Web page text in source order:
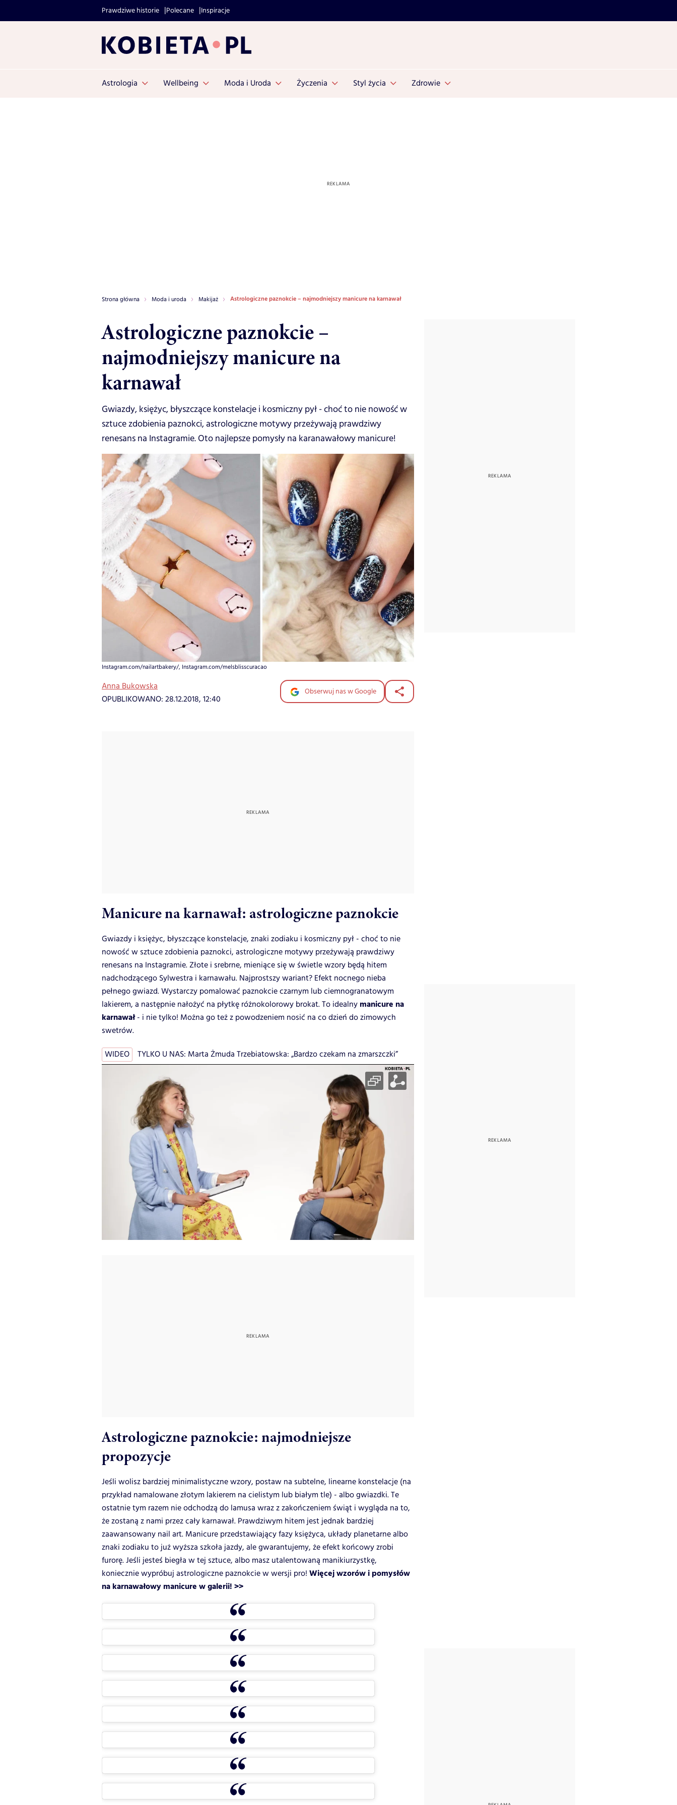
Prawdziwe historie Polecane Inspiracje
Astrologia Wellbeing Moda i Uroda Życzenia Styl życia Zdrowie
Strona główna Moda i uroda Makijaż Astrologiczne paznokcie – najmodniejszy manicure na karnawał
Astrologiczne paznokcie –
najmodniejszy manicure na
karnawał
Gwiazdy, księżyc, błyszczące konstelacje i kosmiczny pył - choć to nie nowość w
sztuce zdobienia paznokci, astrologiczne motywy przeżywają prawdziwy
renesans na Instagramie. Oto najlepsze pomysły na karanawałowy manicure!
Instagram.com/nailartbakery/, Instagram.com/melsblisscuracao
Anna Bukowska
OPUBLIKOWANO: 28.12.2018, 12:40
Obserwuj nas w Google
Manicure na karnawał: astrologiczne paznokcie
Gwiazdy i księżyc, błyszczące konstelacje, znaki zodiaku i kosmiczny pył - choć to nie
nowość w sztuce zdobienia paznokci, astrologiczne motywy przeżywają prawdziwy
renesans na Instagramie. Złote i srebrne, mieniące się w świetle wzory będą hitem
nadchodzącego Sylwestra i karnawału. Najprostszy wariant? Efekt nocnego nieba
pełnego gwiazd. Wystarczy pomalować paznokcie czarnym lub ciemnogranatowym
lakierem, a następnie nałożyć na płytkę różnokolorowy brokat. To idealny manicure na
karnawał- i nie tylko! Można go też z powodzeniem nosić na co dzień do zimowych
swetrów.
WIDEO TYLKO U NAS: Marta Żmuda Trzebiatowska: „Bardzo czekam na zmarszczki”
Astrologiczne paznokcie: najmodniejsze
propozycje
Jeśli wolisz bardziej minimalistyczne wzory, postaw na subtelne, linearne konstelacje (na
przykład namalowane złotym lakierem na cielistym lub białym tle) - albo gwiazdki. Te
ostatnie tym razem nie odchodzą do lamusa wraz z zakończeniem świąt i wygląda na to,
że zostaną z nami przez cały karnawał. Prawdziwym hitem jest jednak bardziej
zaawansowany nail art. Manicure przedstawiający fazy księżyca, układy planetarne albo
znaki zodiaku to już wyższa szkoła jazdy, ale gwarantujemy, że efekt końcowy zrobi
furorę. Jeśli jesteś biegła w tej sztuce, albo masz utalentowaną manikiurzystkę,
koniecznie wypróbuj astrologiczne paznokcie w wersji pro! Więcej wzorów i pomysłów
na karnawałowy manicure w galerii! >>